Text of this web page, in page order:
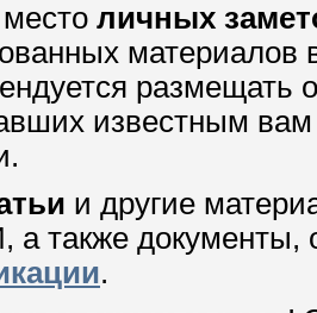
личных
материалов
размещать
известным
и другие
а также документы,
.